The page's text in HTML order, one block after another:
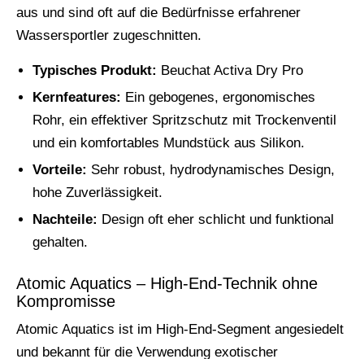
aus und sind oft auf die Bedürfnisse erfahrener
Wassersportler zugeschnitten.
Typisches Produkt: Beuchat Activa Dry Pro
Kernfeatures: Ein gebogenes, ergonomisches
Rohr, ein effektiver Spritzschutz mit Trockenventil
und ein komfortables Mundstück aus Silikon.
Vorteile: Sehr robust, hydrodynamisches Design,
hohe Zuverlässigkeit.
Nachteile: Design oft eher schlicht und funktional
gehalten.
Atomic Aquatics – High-End-Technik ohne
Kompromisse
Atomic Aquatics ist im High-End-Segment angesiedelt
und bekannt für die Verwendung exotischer